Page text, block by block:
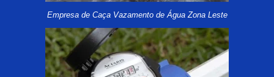
Empresa de Caça Vazamento de Água Zona Leste